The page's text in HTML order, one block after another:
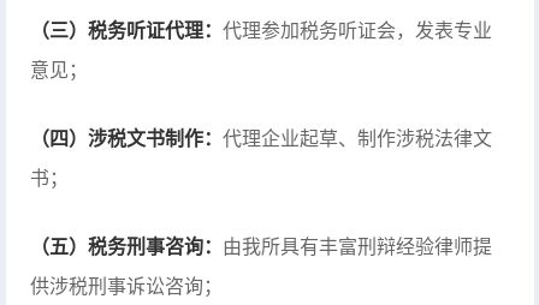
（三）税务听证代理： 代理参加税务听证会，发表专业
意见；
（四）涉税文书制作： 代理企业起草、制作涉税法律文
书；
（五）税务刑事咨询： 由我所具有丰富刑辩经验律师提
供涉税刑事诉讼咨询；